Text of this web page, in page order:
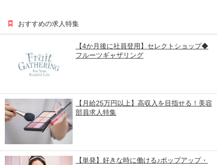
おすすめの求人特集
【4か月後に社員登用】セレクトショップ◆
フルーツギャザリング
【月給25万円以上】高収入を目指せる！美容
部員求人特集
【単発】好きな時に働ける♪ポップアップ・